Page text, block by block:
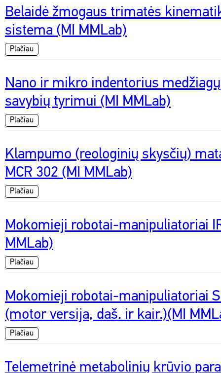
Belaidė žmogaus trimatės
sistema (MI MMLab)
Plačiau
Nano ir mikro indentorius
savybių tyrimui (MI MMLab)
Plačiau
Klampumo (reologinių skysčių)
MCR 302 (MI MMLab)
Plačiau
Mokomieji robotai-manipuliatoriai
MMLab)
Plačiau
Mokomieji robotai-manipuliatoriai
(motor versija, daš. ir kair.)(MI
Plačiau
Telemetrinė metabolinių krūvio